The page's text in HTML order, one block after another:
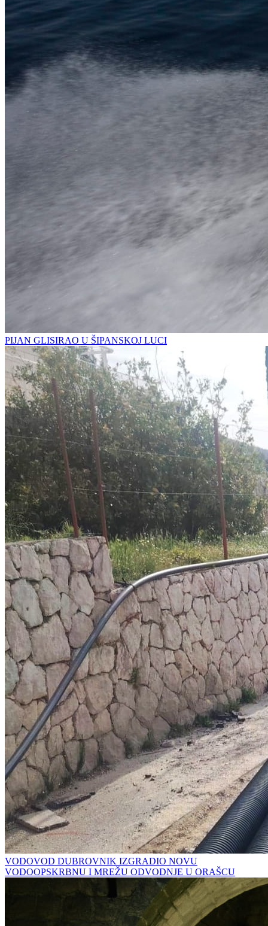
PIJAN GLISIRAO U ŠIPANSKOJ LUCI
VODOVOD DUBROVNIK IZGRADIO NOVU
VODOOPSKRBNU I MREŽU ODVODNJE U ORAŠCU